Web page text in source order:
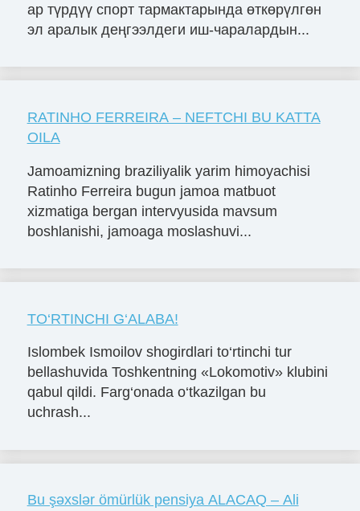
ар түрдүү спорт тармактарында өткөрүлгөн
эл аралык деңгээлдеги иш-чаралардын...
RATINHO FERREIRA – NEFTCHI BU KATTA
OILA
Jamoamizning braziliyalik yarim himoyachisi
Ratinho Ferreira bugun jamoa matbuot
xizmatiga bergan intervyusida mavsum
boshlanishi, jamoaga moslashuvi...
TO‘RTINCHI G‘ALABA!
Islombek Ismoilov shogirdlari to‘rtinchi tur
bellashuvida Toshkentning «Lokomotiv» klubini
qabul qildi. Farg‘onada o‘tkazilgan bu
uchrash...
Bu şəxslər ömürlük pensiya ALACAQ – Ali